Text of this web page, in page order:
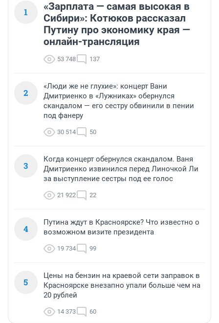
1
«Зарплата — самая высокая в
Сибири»: Котюков рассказал
Путину про экономику края —
онлайн-трансляция
53 748 137
2
«Люди же не глухие»: концерт Вани
Дмитриенко в «Лужниках» обернулся
скандалом — его сестру обвинили в пении
под фанеру
30 514 50
3
Когда концерт обернулся скандалом. Ваня
Дмитриенко извинился перед Линочкой Ли
за выступление сестры под ее голос
21 922 22
4
Путина ждут в Красноярске? Что известно о
возможном визите президента
19 734 99
5
Цены на бензин на краевой сети заправок в
Красноярске внезапно упали больше чем на
20 рублей
14 373 60